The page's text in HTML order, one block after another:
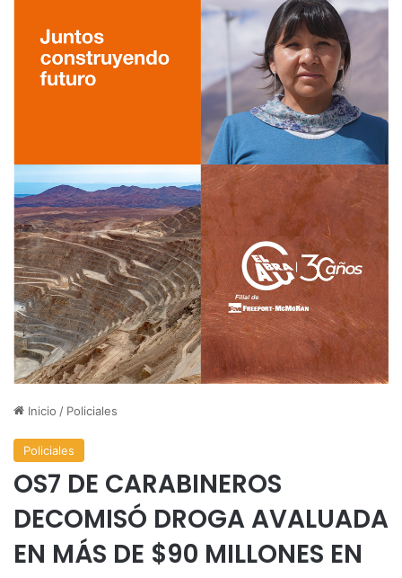
Inicio / Policiales
Policiales
OS7 DE CARABINEROS
DECOMISÓ DROGA AVALUADA
EN MÁS DE $90 MILLONES EN